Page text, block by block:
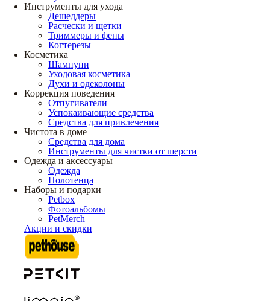
Инструменты для ухода
Дешеддеры
Расчески и щетки
Триммеры и фены
Когтерезы
Косметика
Шампуни
Уходовая косметика
Духи и одеколоны
Коррекция поведения
Отпугиватели
Успокаивающие средства
Средства для привлечения
Чистота в доме
Средства для дома
Инструменты для чистки от шерсти
Одежда и аксессуары
Одежда
Полотенца
Наборы и подарки
Petbox
Фотоальбомы
PetMerch
Акции и скидки